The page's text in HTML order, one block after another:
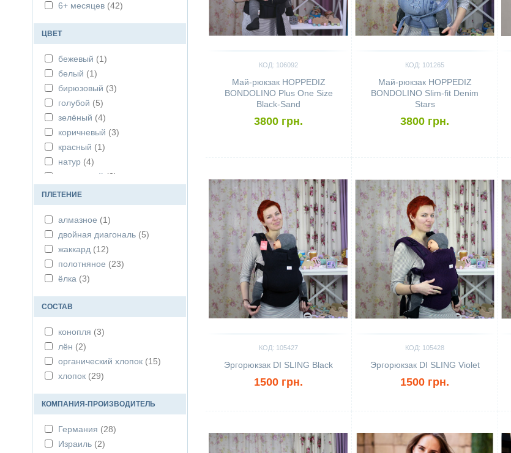
6+ месяцев (42)
ЦВЕТ
бежевый (1)
белый (1)
бирюзовый (3)
голубой (5)
зелёный (4)
коричневый (3)
красный (1)
натур (4)
оранжевый (2)
розовый
серый(11)
синий(7)
сиреневый(1)
чёрный (7)
ПЛЕТЕНИЕ
алмазное (1)
двойная диагональ (5)
жаккард (12)
полотняное (23)
ёлка (3)
СОСТАВ
конопля (3)
лён (2)
органический хлопок (15)
хлопок (29)
КОМПАНИЯ-ПРОИЗВОДИТЕЛЬ
Германия (28)
Израиль (2)
КОД: 106092
Май-рюкзак HOPPEDIZ
BONDOLINO Plus One Size
Black-Sand
3800 грн.
КОД: 101265
Май-рюкзак HOPPEDIZ
BONDOLINO Slim-fit Denim
Stars
3800 грн.
КОД: 105427
Эргорюкзак DI SLING Black
1500 грн.
КОД: 105428
Эргорюкзак DI SLING Violet
1500 грн.